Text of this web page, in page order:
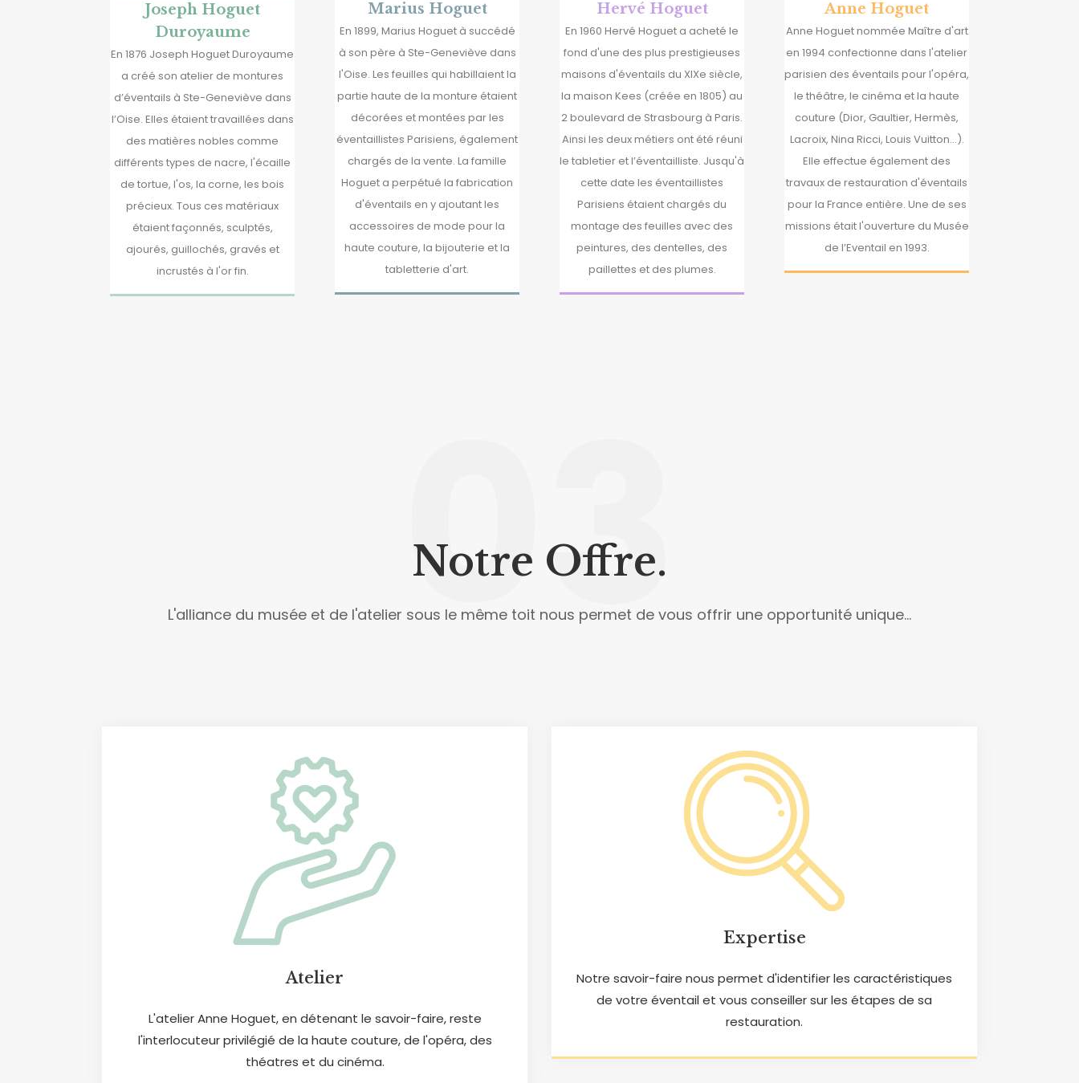
Joseph Hoguet
Duroyaume
En 1876 Joseph Hoguet Duroyaume
a créé son atelier de montures
d’éventails à Ste-Geneviève dans
l’Oise. Elles étaient travaillées dans
des matières nobles comme
différents types de nacre, l'écaille
de tortue, l'os, la corne, les bois
précieux. Tous ces matériaux
étaient façonnés, sculptés,
ajourés, guillochés, gravés et
incrustés à l'or fin.
Marius Hoguet
En 1899, Marius Hoguet à succédé
à son père à Ste-Geneviève dans
l'Oise. Les feuilles qui habillaient la
partie haute de la monture étaient
décorées et montées par les
éventaillistes Parisiens, également
chargés de la vente. La famille
Hoguet a perpétué la fabrication
d'éventails en y ajoutant les
accessoires de mode pour la
haute couture, la bijouterie et la
tabletterie d'art.
Hervé Hoguet
En 1960 Hervé Hoguet a acheté le
fond d'une des plus prestigieuses
maisons d'éventails du XIXe siècle,
la maison Kees (créée en 1805) au
2 boulevard de Strasbourg à Paris.
Ainsi les deux métiers ont été réuni
le tabletier et l’éventailliste. Jusqu'à
cette date les éventaillistes
Parisiens étaient chargés du
montage des feuilles avec des
peintures, des dentelles, des
paillettes et des plumes.
Anne Hoguet
Anne Hoguet nommée Maître d'art
en 1994 confectionne dans l'atelier
parisien des éventails pour l'opéra,
le théâtre, le cinéma et la haute
couture (Dior, Gaultier, Hermès,
Lacroix, Nina Ricci, Louis Vuitton...).
Elle effectue également des
travaux de restauration d'éventails
pour la France entière. Une de ses
missions était l'ouverture du Musée
de l’Eventail en 1993.
03
Notre Offre.
L'alliance du musée et de l'atelier sous le même toit nous permet de vous offrir une opportunité unique...
Atelier
L'atelier Anne Hoguet, en détenant le savoir-faire, reste
l'interlocuteur privilégié de la haute couture, de l'opéra, des
théatres et du cinéma.
Expertise
Notre savoir-faire nous permet d'identifier les caractéristiques
de votre éventail et vous conseiller sur les étapes de sa
restauration.